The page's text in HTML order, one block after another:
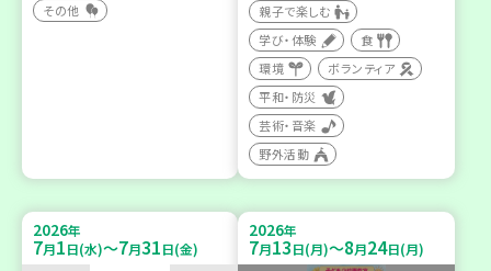
その他
親子で楽しむ
学び・体験
食
環境
ボランティア
平和・防災
芸術・音楽
野外活動
2026年
7月1日(水)～7月31日(金)
2026年
7月13日(月)～8月24日(月)